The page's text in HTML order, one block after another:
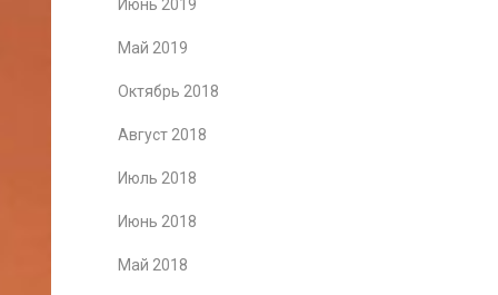
Июнь 2019
Май 2019
Октябрь 2018
Август 2018
Июль 2018
Июнь 2018
Май 2018